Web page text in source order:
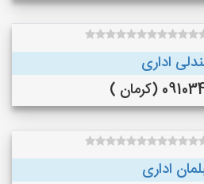
اداری
(کرمان )
اداری